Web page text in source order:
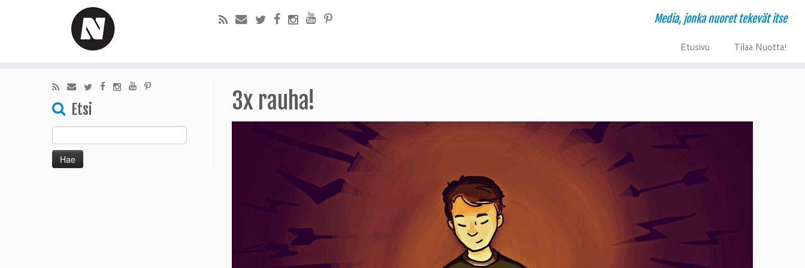
Media, jonka nuoret tekevät itse
Etusivu Tilaa Nuotta!
Etsi
Haku:
3x rauha!